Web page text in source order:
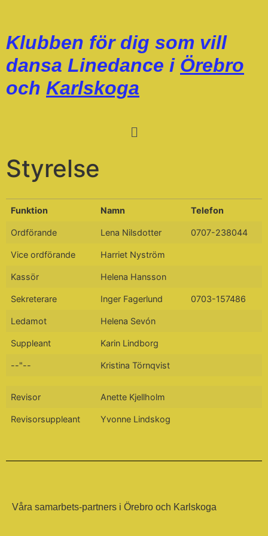
Klubben för dig som vill
dansa Linedance i Örebro
och Karlskoga
Styrelse
Funktion Namn Telefon
Ordförande Lena Nilsdotter 0707-238044
Vice ordförande Harriet Nyström
Kassör Helena Hansson
Sekreterare Inger Fagerlund 0703-157486
Ledamot Helena Sevón
Suppleant Karin Lindborg
--"-- Kristina Törnqvist
Revisor Anette Kjellholm
Revisorsuppleant Yvonne Lindskog
Våra samarbets-partners i Örebro och Karlskoga